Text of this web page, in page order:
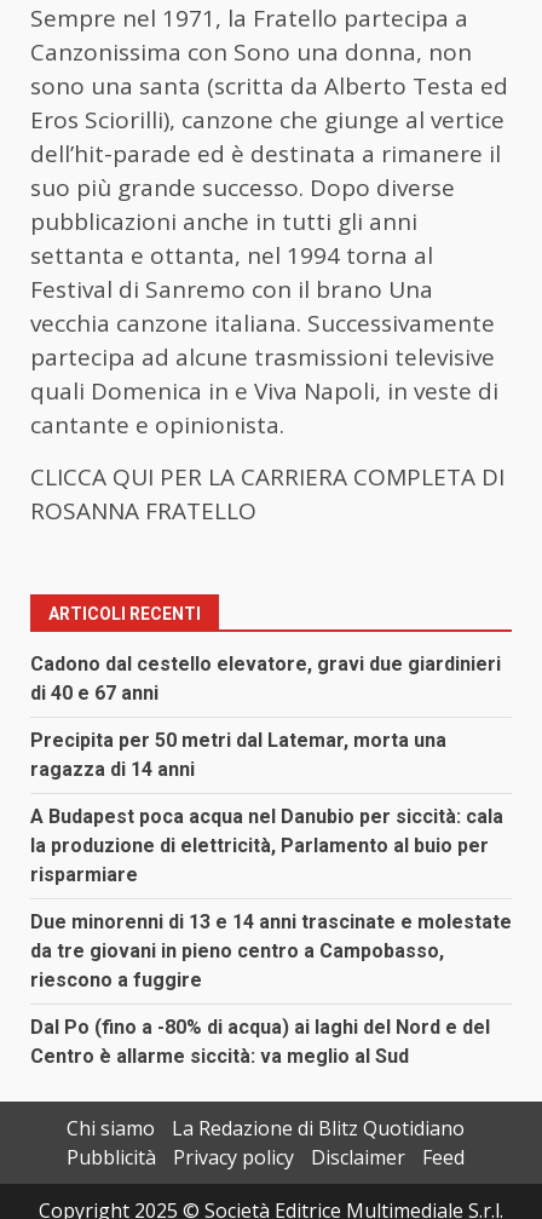
Sempre nel 1971, la Fratello partecipa a
Canzonissima con Sono una donna, non
sono una santa (scritta da Alberto Testa ed
Eros Sciorilli), canzone che giunge al vertice
dell’hit-parade ed è destinata a rimanere il
suo più grande successo. Dopo diverse
pubblicazioni anche in tutti gli anni
settanta e ottanta, nel 1994 torna al
Festival di Sanremo con il brano Una
vecchia canzone italiana. Successivamente
partecipa ad alcune trasmissioni televisive
quali Domenica in e Viva Napoli, in veste di
cantante e opinionista.
CLICCA QUI PER LA CARRIERA COMPLETA DI
ROSANNA FRATELLO
ARTICOLI RECENTI
Cadono dal cestello elevatore, gravi due giardinieri
di 40 e 67 anni
Precipita per 50 metri dal Latemar, morta una
ragazza di 14 anni
A Budapest poca acqua nel Danubio per siccità: cala
la produzione di elettricità, Parlamento al buio per
risparmiare
Due minorenni di 13 e 14 anni trascinate e molestate
da tre giovani in pieno centro a Campobasso,
riescono a fuggire
Dal Po (fino a -80% di acqua) ai laghi del Nord e del
Centro è allarme siccità: va meglio al Sud
Chi siamo
La Redazione di Blitz Quotidiano
Pubblicità
Privacy policy Disclaimer
Feed
Copyright 2025 © Società Editrice Multimediale S.r.l.